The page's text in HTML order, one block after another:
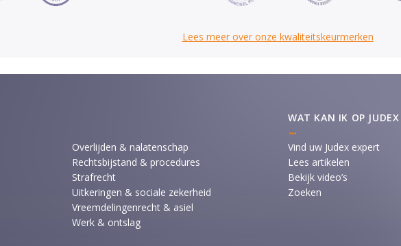
Lees meer over onze kwaliteitskeurmerken
Overlijden & nalatenschap
Rechtsbijstand & procedures
Strafrecht
Uitkeringen & sociale zekerheid
Vreemdelingenrecht & asiel
Werk & ontslag
WAT KAN IK OP JUDEX
Vind uw Judex expert
Lees artikelen
Bekijk video’s
Zoeken